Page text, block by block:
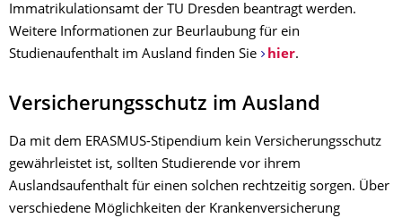
Immatrikulationsamt der TU Dresden beantragt werden.
Weitere Informationen zur Beurlaubung für ein
Studienaufenthalt im Ausland finden Sie
hier.
Versicherungsschutz im Ausland
Da mit dem ERASMUS-Stipendium kein Versicherungsschutz
gewährleistet ist, sollten Studierende vor ihrem
Auslandsaufenthalt für einen solchen rechtzeitig sorgen. Über
verschiedene Möglichkeiten der Krankenversicherung